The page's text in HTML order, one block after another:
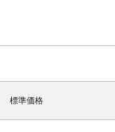
標準価格